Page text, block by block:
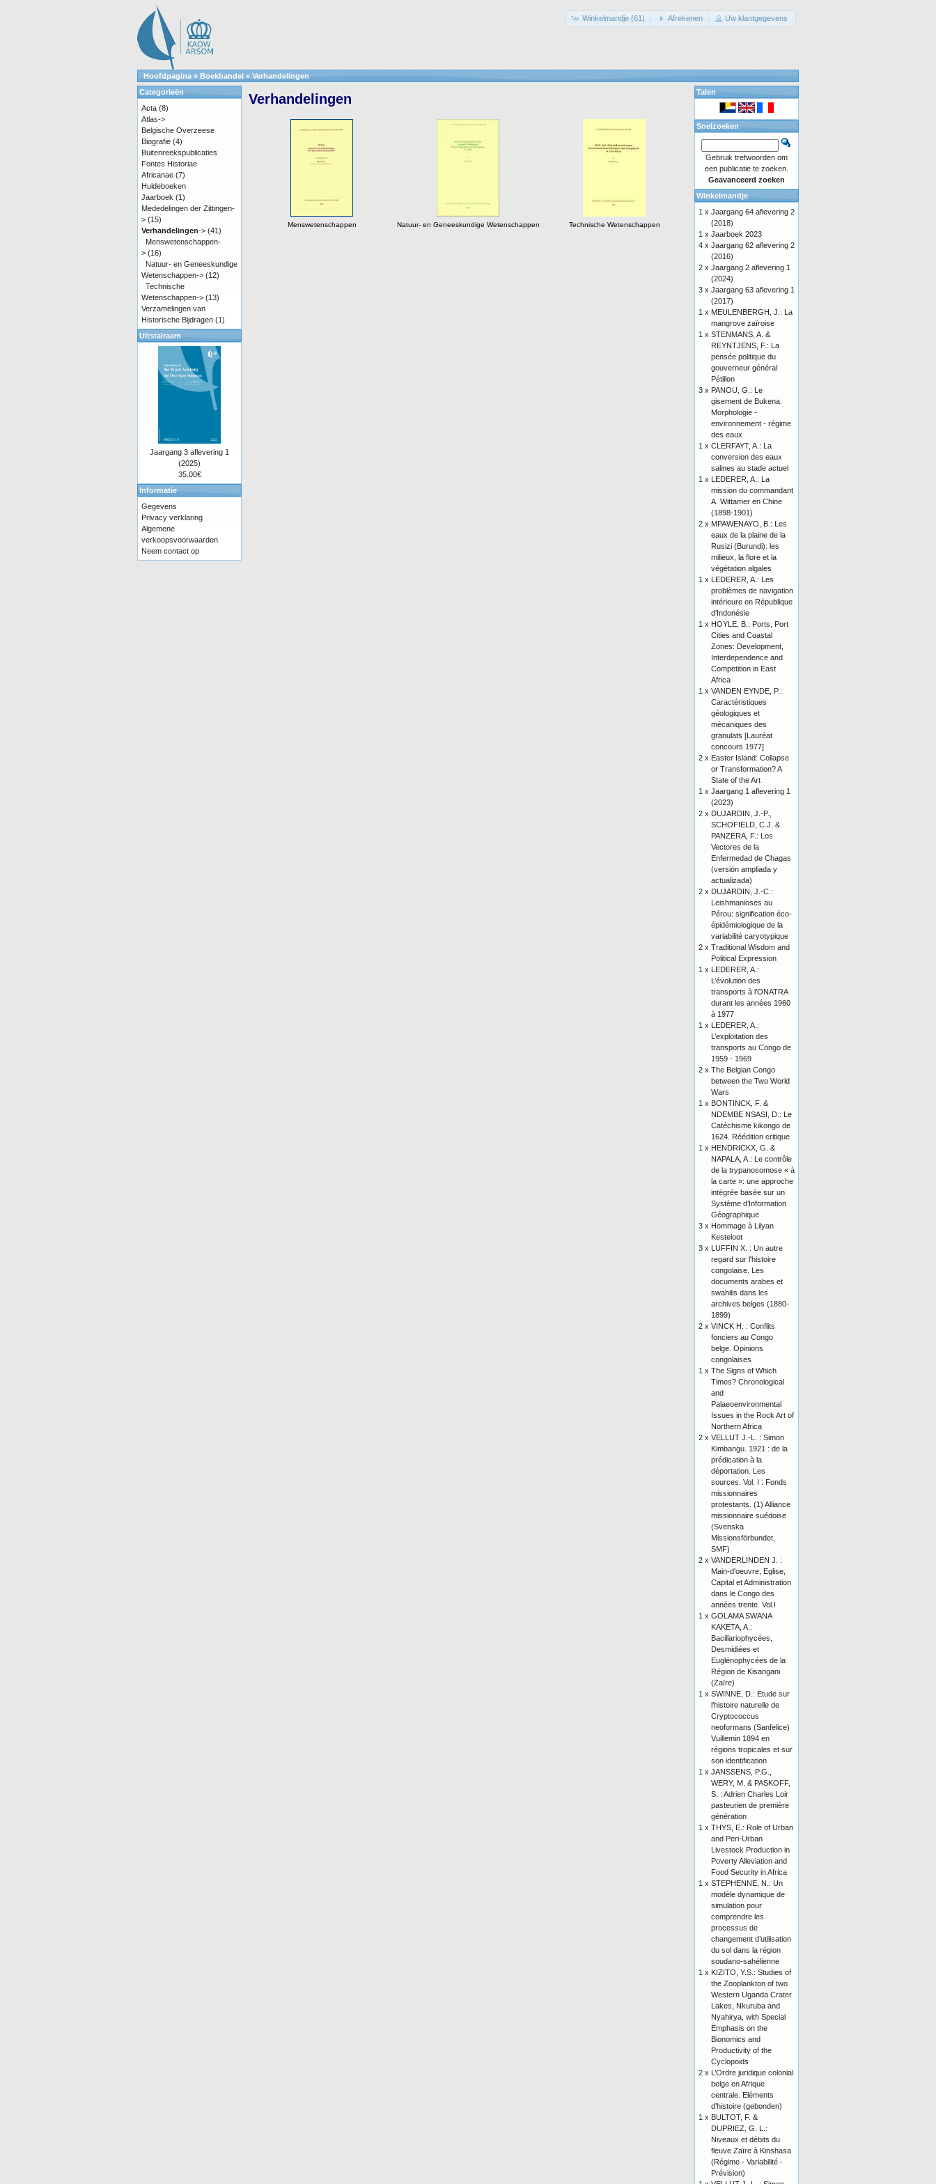
Winkelmandje (61) Afrekenen Uw klantgegevens
Hoofdpagina » Boekhandel » Verhandelingen
Verhandelingen
Menswetenschappen Natuur- en Geneeskundige Wetenschappen Technische Wetenschappen
Categorieën
Acta (8)
Atlas->
Belgische Overzeese
Biografie (4)
Buitenreekspublicaties
Fontes Historiae
Africanae (7)
Huldeboeken
Jaarboek (1)
Mededelingen der Zittingen-
> (15)
Verhandelingen-> (41)
Menswetenschappen-
> (16)
Natuur- en Geneeskundige
Wetenschappen-> (12)
Technische
Wetenschappen-> (13)
Verzamelingen van
Historische Bijdragen (1)
Uitstalraam
Jaargang 3 aflevering 1
(2025)
35.00€
Informatie
Gegevens
Privacy verklaring
Algemene
verkoopsvoorwaarden
Neem contact op
Talen
Snelzoeken
Gebruik trefwoorden om
een publicatie te zoeken.
Geavanceerd zoeken
Winkelmandje
1 x Jaargang 64 aflevering 2
(2018)
1 x Jaarboek 2023
4 x Jaargang 62 aflevering 2
(2016)
2 x Jaargang 2 aflevering 1
(2024)
3 x Jaargang 63 aflevering 1
(2017)
1 x MEULENBERGH, J.: La
mangrove zaïroise
1 x STENMANS, A. &
REYNTJENS, F.: La
pensée politique du
gouverneur général
Pétillon
3 x PANOU, G.: Le
gisement de Bukena.
Morphologie -
environnement - régime
des eaux
1 x CLERFAYT, A.: La
conversion des eaux
salines au stade actuel
1 x LEDERER, A.: La
mission du commandant
A. Wittamer en Chine
(1898-1901)
2 x MPAWENAYO, B.: Les
eaux de la plaine de la
Rusizi (Burundi): les
milieux, la flore et la
végétation algales
1 x LEDERER, A.: Les
problèmes de navigation
intérieure en République
d’Indonésie
1 x HOYLE, B.: Ports, Port
Cities and Coastal
Zones: Development,
Interdependence and
Competition in East
Africa
1 x VANDEN EYNDE, P.:
Caractéristiques
géologiques et
mécaniques des
granulats [Lauréat
concours 1977]
2 x Easter Island: Collapse
or Transformation? A
State of the Art
1 x Jaargang 1 aflevering 1
(2023)
2 x DUJARDIN, J.-P.,
SCHOFIELD, C.J. &
PANZERA, F.: Los
Vectores de la
Enfermedad de Chagas
(versión ampliada y
actualizada)
2 x DUJARDIN, J.-C.:
Leishmanioses au
Pérou: signification éco-
épidémiologique de la
variabilité caryotypique
2 x Traditional Wisdom and
Political Expression
1 x LEDERER, A.:
L’évolution des
transports à l’ONATRA
durant les années 1960
à 1977
1 x LEDERER, A.:
L’exploitation des
transports au Congo de
1959 - 1969
2 x The Belgian Congo
between the Two World
Wars
1 x BONTINCK, F. &
NDEMBE NSASI, D.: Le
Catéchisme kikongo de
1624. Réédition critique
1 x HENDRICKX, G. &
NAPALA, A.: Le contrôle
de la trypanosomose « à
la carte »: une approche
intégrée basée sur un
Système d’Information
Géographique
3 x Hommage à Lilyan
Kesteloot
3 x LUFFIN X. : Un autre
regard sur l'histoire
congolaise. Les
documents arabes et
swahilis dans les
archives belges (1880-
1899)
2 x VINCK H. : Conflits
fonciers au Congo
belge. Opinions
congolaises
1 x The Signs of Which
Times? Chronological
and
Palaeoenvironmental
Issues in the Rock Art of
Northern Africa
2 x VELLUT J.-L. : Simon
Kimbangu. 1921 : de la
prédication à la
déportation. Les
sources. Vol. I : Fonds
missionnaires
protestants. (1) Alliance
missionnaire suédoise
(Svenska
Missionsförbundet,
SMF)
2 x VANDERLINDEN J. :
Main-d'oeuvre, Eglise,
Capital et Administration
dans le Congo des
années trente. Vol.I
1 x GOLAMA SWANA
KAKETA, A.:
Bacillariophycées,
Desmidiées et
Euglénophycées de la
Région de Kisangani
(Zaïre)
1 x SWINNE, D.: Etude sur
l’histoire naturelle de
Cryptococcus
neoformans (Sanfelice)
Vuillemin 1894 en
régions tropicales et sur
son identification
1 x JANSSENS, P.G.,
WERY, M. & PASKOFF,
S. : Adrien Charles Loir
pasteurien de première
génération
1 x THYS, E.: Role of Urban
and Peri-Urban
Livestock Production in
Poverty Alleviation and
Food Security in Africa
1 x STEPHENNE, N.: Un
modèle dynamique de
simulation pour
comprendre les
processus de
changement d’utilisation
du sol dans la région
soudano-sahélienne
1 x KIZITO, Y.S.: Studies of
the Zooplankton of two
Western Uganda Crater
Lakes, Nkuruba and
Nyahirya, with Special
Emphasis on the
Bionomics and
Productivity of the
Cyclopoids
2 x L’Ordre juridique colonial
belge en Afrique
centrale. Eléments
d’histoire (gebonden)
1 x BULTOT, F. &
DUPRIEZ, G. L.:
Niveaux et débits du
fleuve Zaïre à Kinshasa
(Régime - Variabilité -
Prévision)